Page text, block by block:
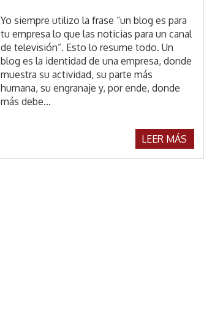
Yo siempre utilizo la frase “un blog es para
tu empresa lo que las noticias para un canal
de televisión”. Esto lo resume todo. Un
blog es la identidad de una empresa, donde
muestra su actividad, su parte más
humana, su engranaje y, por ende, donde
más debe...
LEER MÁS